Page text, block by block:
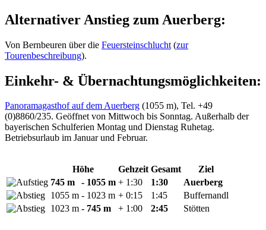
Alternativer Anstieg zum Auerberg:
Von Bernbeuren über die Feuersteinschlucht (zur
Tourenbeschreibung).
Einkehr- & Übernachtungsmöglichkeiten:
Panoramagasthof auf dem Auerberg (1055 m), Tel. +49
(0)8860/235. Geöffnet von Mittwoch bis Sonntag. Außerhalb der
bayerischen Schulferien Montag und Dienstag Ruhetag.
Betriebsurlaub im Januar und Februar.
Höhe Gehzeit Gesamt
Ziel
745 m
- 1055 m + 1:30 1:30
Auerberg
1055 m - 1023 m + 0:15 1:45
Buffernandl
1023 m - 745 m + 1:00 2:45 Stötten